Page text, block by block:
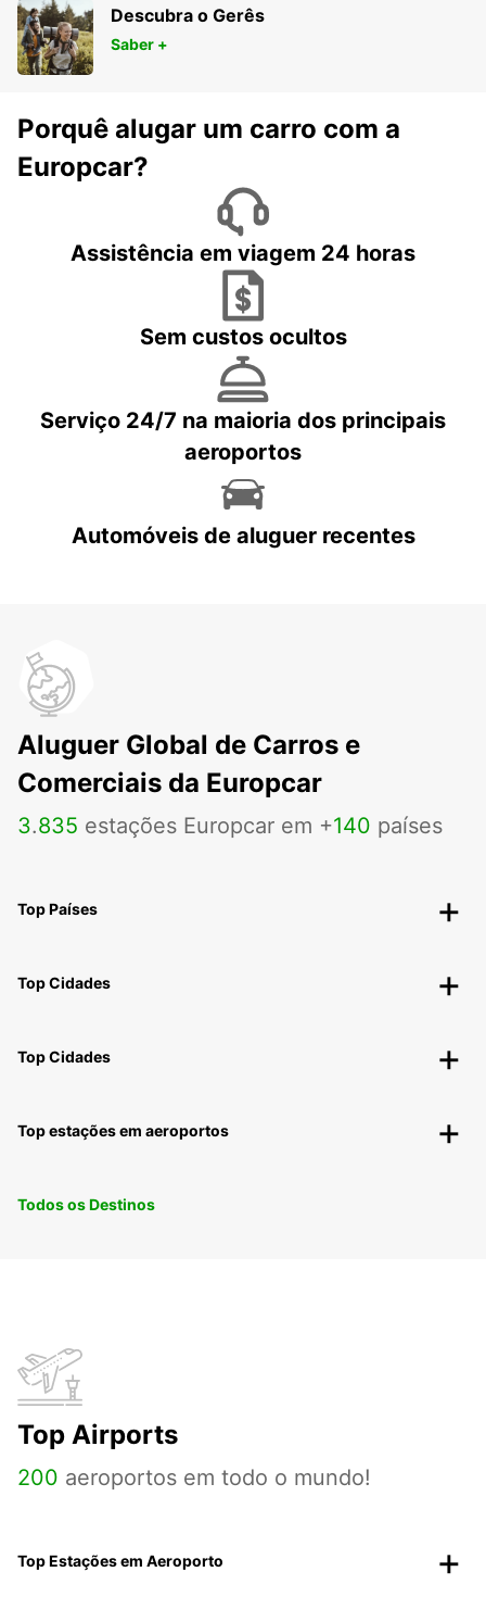
Descubra o Gerês
Saber +
Porquê alugar um carro com a
Europcar?
Assistência em viagem 24 horas
Sem custos ocultos
Serviço 24/7 na maioria dos principais
aeroportos
Automóveis de aluguer recentes
Aluguer Global de Carros e
Comerciais da Europcar
3.835 estações Europcar em +140 países
Top Países
Top Cidades
Top Cidades
Top estações em aeroportos
Todos os Destinos
Top Airports
200 aeroportos em todo o mundo!
Top Estações em Aeroporto